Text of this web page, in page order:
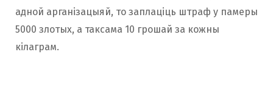
адной арганізацыяй, то заплаціць штраф у памеры
5000 злотых, а таксама 10 грошай за кожны
кілаграм.